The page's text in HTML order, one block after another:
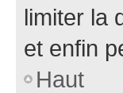
limiter la
et enfin
Haut